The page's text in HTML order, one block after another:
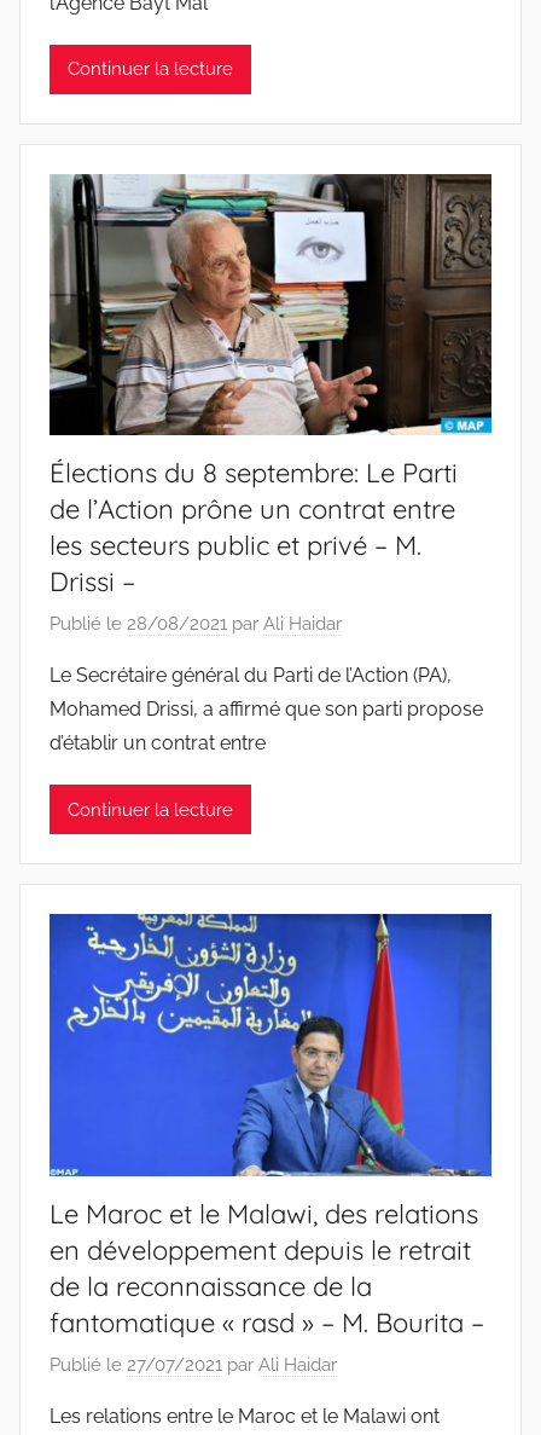
Continuer la lecture
Élections du 8 septembre: Le Parti
de l’Action prône un contrat entre
les secteurs public et privé – M.
Drissi –
Publié le 28/08/2021 par Ali Haidar
Le Secrétaire général du Parti de l’Action (PA),
Mohamed Drissi, a affirmé que son parti propose
d’établir un contrat entre
Continuer la lecture
Le Maroc et le Malawi, des relations
en développement depuis le retrait
de la reconnaissance de la
fantomatique « rasd » – M. Bourita –
Publié le 27/07/2021 par Ali Haidar
Les relations entre le Maroc et le Malawi ont